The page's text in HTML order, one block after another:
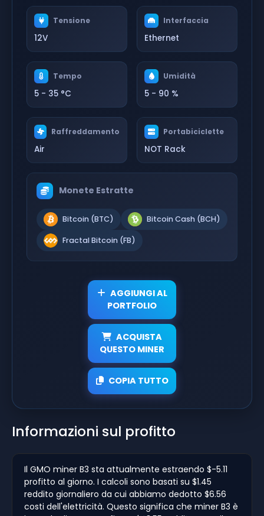
Tensione
12V
Interfaccia
Ethernet
Tempo
5 - 35 °C
Umidità
5 - 90 %
Raffreddamento
Air
Portabiciclette
NOT Rack
Monete Estratte
Bitcoin (BTC) Bitcoin Cash (BCH)
Fractal Bitcoin (FB)
AGGIUNGI AL
PORTFOLIO
ACQUISTA
QUESTO MINER
COPIA TUTTO
Informazioni sul profitto
Il GMO miner B3 sta attualmente estraendo $-5.11
profitto al giorno. I calcoli sono basati su $1.45
reddito giornaliero da cui abbiamo dedotto $6.56
costi dell'elettricità. Questo significa che miner B3 è